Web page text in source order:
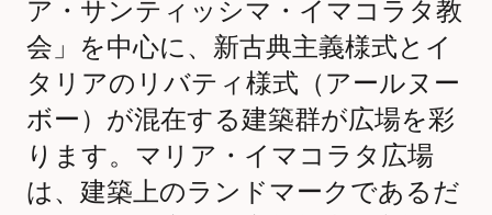
ア・サンティッシマ・イマコラタ教
会」を中心に、新古典主義様式とイ
タリアのリバティ様式（アールヌー
ボー）が混在する建築群が広場を彩
ります。マリア・イマコラタ広場
は、建築上のランドマークであるだ